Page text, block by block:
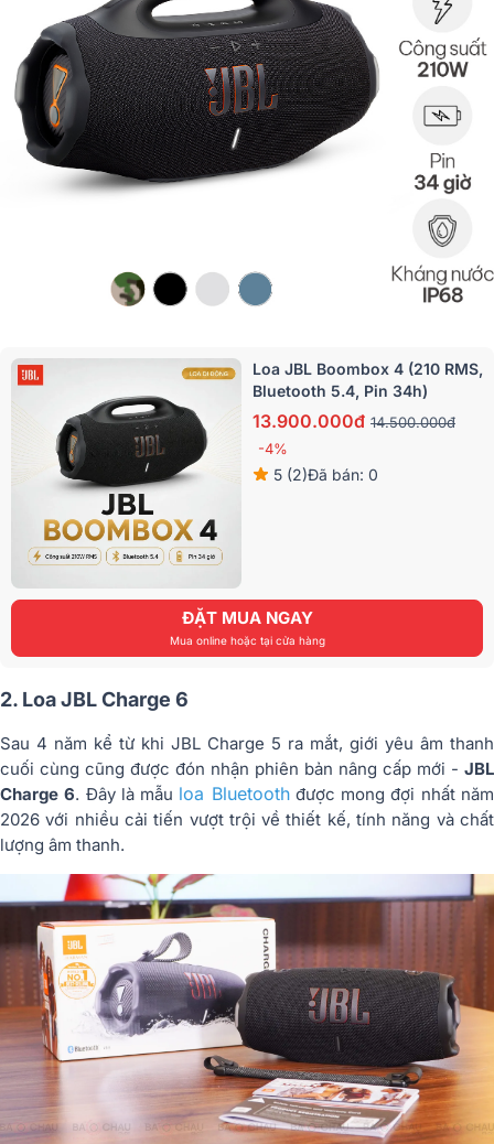
Loa JBL Boombox 4 (210 RMS,
Bluetooth 5.4, Pin 34h)
13.900.000đ 14.500.000đ
-4%
5 (2)Đã bán: 0
ĐẶT MUA NGAY
Mua online hoặc tại cửa hàng
2. Loa JBL Charge 6
Sau 4 năm kể từ khi JBL Charge 5 ra mắt, giới yêu âm thanh
cuối cùng cũng được đón nhận phiên bản nâng cấp mới - JBL
Charge 6. Đây là mẫu loa Bluetoothđược mong đợi nhất năm
2026 với nhiều cải tiến vượt trội về thiết kế, tính năng và chất
lượng âm thanh.